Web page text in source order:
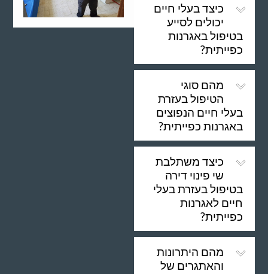
כיצד בעלי חיים
יכולים לסייע
בטיפול באגרנות
כפייתית?
מהם סוגי
הטיפול בעזרת
בעלי חיים הנפוצים
באגרנות כפייתית?
כיצד משתלבת
שי פינוי דירה
בטיפול בעזרת בעלי
חיים לאגרנות
כפייתית?
מהם היתרונות
והאתגרים של